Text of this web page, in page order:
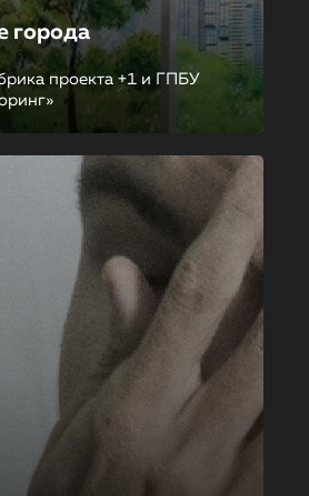
города
проекта +1 и ГПБУ